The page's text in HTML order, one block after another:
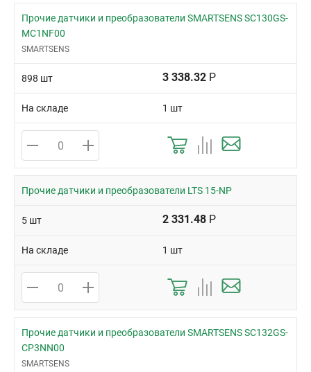
Прочие датчики и преобразователи SMARTSENS SC130GS-
MC1NF00
SMARTSENS
898 шт 3 338.32 Р
На складе 1 шт
Прочие датчики и преобразователи LTS 15-NP
5 шт 2 331.48 Р
На складе 1 шт
Прочие датчики и преобразователи SMARTSENS SC132GS-
CP3NN00
SMARTSENS